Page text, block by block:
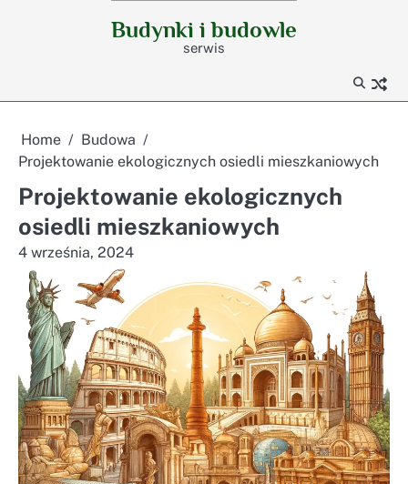
Budynki i budowle
serwis
Home
Budowa
Projektowanie ekologicznych osiedli mieszkaniowych
Projektowanie ekologicznych
osiedli mieszkaniowych
4 września, 2024